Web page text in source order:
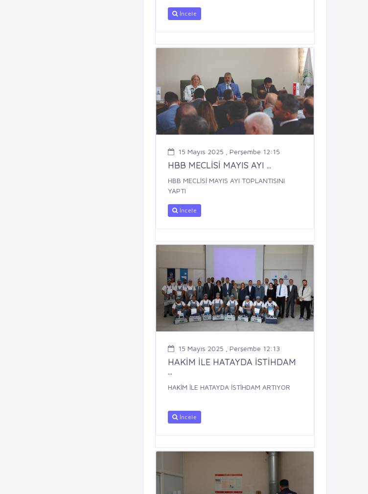
İncele
15 Mayıs 2025 , Perşembe 12:15
HBB MECLİSİ MAYIS AYI ...
HBB MECLİSİ MAYIS AYI TOPLANTISINI
YAPTI
İncele
15 Mayıs 2025 , Perşembe 12:13
HAKİM İLE HATAYDA İSTİHDAM
...
HAKİM İLE HATAYDA İSTİHDAM ARTIYOR
İncele